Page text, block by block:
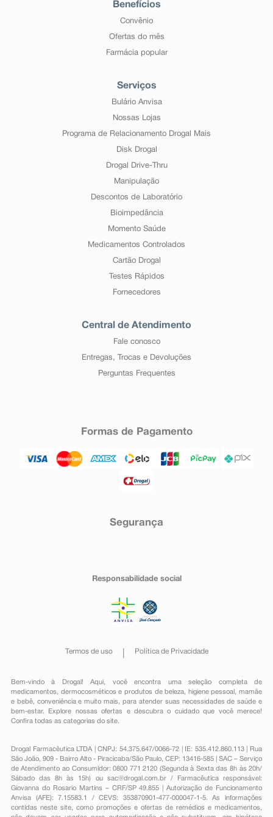
Benefícios
Convênio
Ofertas do mês
Farmácia popular
Serviços
Bulário Anvisa
Nossas Lojas
Programa de Relacionamento Drogal Mais
Disk Drogal
Drogal Drive-Thru
Manipulação
Descontos de Laboratório
Bioimpedância
Momento Saúde
Medicamentos Controlados
Cartão Drogal
Testes Rápidos
Fornecedores
Central de Atendimento
Fale conosco
Entregas, Trocas e Devoluções
Perguntas Frequentes
Formas de Pagamento
Segurança
Responsabilidade social
Termos de uso Política de Privacidade
Bem-vindo à Drogal! Aqui, você encontra uma seleção completa de
medicamentos , dermocosméticos e produtos de beleza, higiene pessoal ,mamãe
e bebê, conveniênciae muito mais, para atender suas necessidades de saúde e
bem-estar. Explore nossas ofertas e descubra o cuidado que você merece!
Confira todas as categorias do site.
Drogal Farmacêutica LTDA | CNPJ: 54.375.647/0066-72 | IE: 535.412.860.113 | Rua
São João, 909 - Bairro Alto - Piracicaba/São Paulo, CEP: 13416-585 | SAC – Serviço
de Atendimento ao Consumidor: 0800 771 2120 (Segunda à Sexta das 8h às 20h/
Sábado das 8h às 15h) ou sac@drogal.com.br/ Farmacêutica responsável:
Giovanna do Rosario Martins – CRF/SP 49.855 | Autorização de Funcionamento
Anvisa (AFE): 7.15583.1 / CEVS: 353870901-477-000047-1-5. As informações
contidas neste site, como promoções e ofertas de remédios e medicamentos,